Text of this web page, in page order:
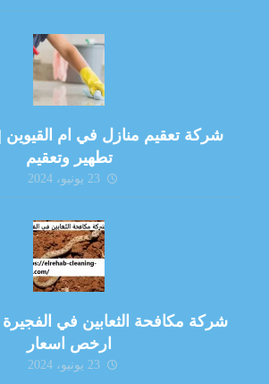
تطهير وتعقيم
23 يونيو، 2024
ارخص اسعار
23 يونيو، 2024